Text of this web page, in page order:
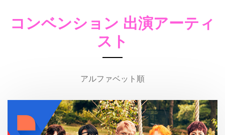
コンベンション 出演アーティ
スト
アルファベット順